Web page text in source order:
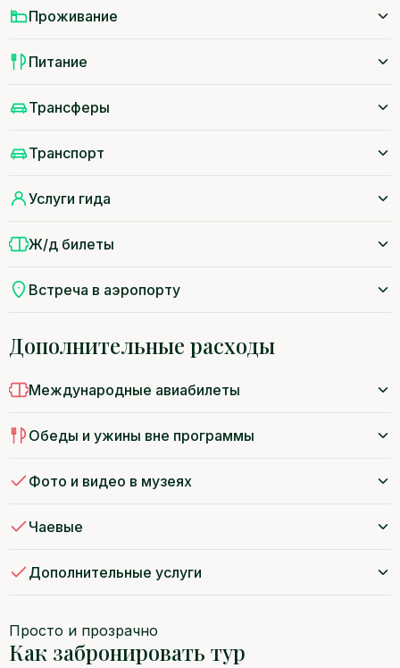
Проживание
Питание
Трансферы
Транспорт
Услуги гида
Ж/д билеты
Встреча в аэропорту
Дополнительные расходы
Международные авиабилеты
Обеды и ужины вне программы
Фото и видео в музеях
Чаевые
Дополнительные услуги
Просто и прозрачно
Как забронировать тур